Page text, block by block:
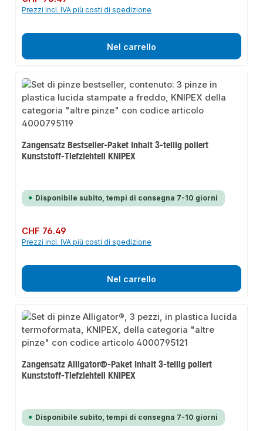
Prezzi incl. IVA più costi di spedizione
Nel carrello
Zangensatz Bestseller-Paket Inhalt 3-teilig poliert
Kunststoff-Tiefziehteil KNIPEX
Disponibile subito, tempi di consegna 7-10 giorni
Prezzo normale:
CHF 76.49
Prezzi incl. IVA più costi di spedizione
Nel carrello
Zangensatz Alligator®-Paket Inhalt 3-teilig poliert
Kunststoff-Tiefziehteil KNIPEX
Disponibile subito, tempi di consegna 7-10 giorni